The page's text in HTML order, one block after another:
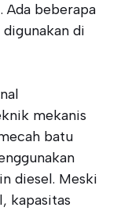
Ada beberapa
di
mekanis
batu
diesel. Meski
kapasitas